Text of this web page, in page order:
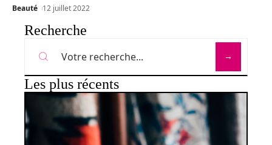
Beauté 12 juillet 2022
Recherche
Les plus récents